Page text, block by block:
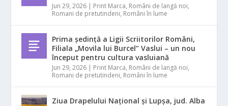
Jun 29, 2026 | Print Marca, Români de langă noi,
Romani de pretutindeni, Români în lume
Prima ședință a Ligii Scriitorilor Români,
Filiala „Movila lui Burcel” Vaslui – un nou
început pentru cultura vasluiană
Jun 29, 2026 | Print Marca, Români de langă noi,
Romani de pretutindeni, Români în lume
Ziua Drapelului Național și Lupșa, jud. Alba